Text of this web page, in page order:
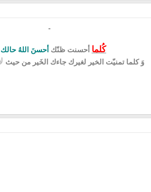
-
كُلما أحسنت ظنّك أحسنَ اللهُ حالك
وَ كلما تمنيّت الخير لغيرك جاءك الخَير من حيث